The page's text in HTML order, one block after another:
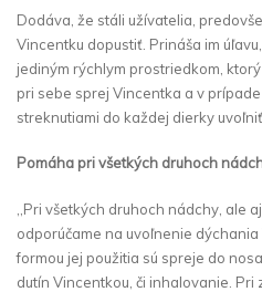
Dodáva, že stáli užívatelia,
Vincentku dopustiť. Prináša im
jediným rýchlym prostriedkom,
pri sebe sprej Vincentka a v
streknutiami do každej dierky uvoľniť
Pomáha pri všetkých druhoch
,,Pri všetkých druhoch nádchy, ale
odporúčame na uvoľnenie
formou jej použitia sú spreje do
dutín Vincentkou, či inhalovanie. Pri